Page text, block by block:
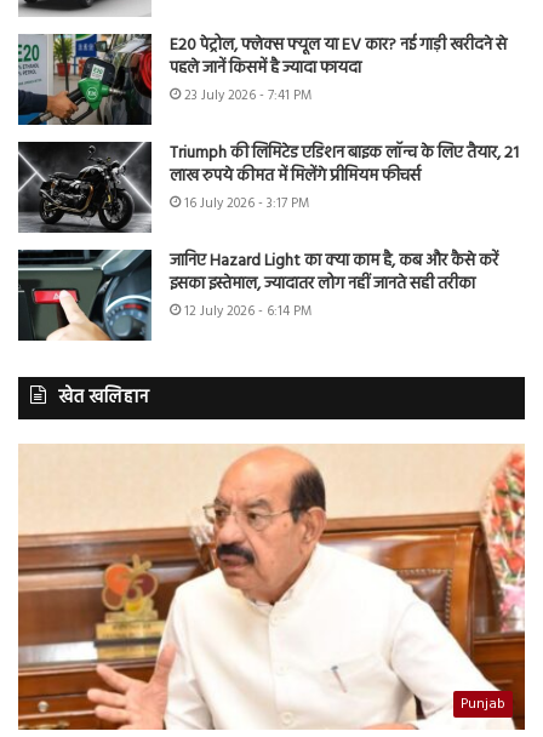
E20 पेट्रोल, फ्लेक्स फ्यूल या EV कार? नई गाड़ी खरीदने से
पहले जानें किसमें है ज्यादा फायदा
23 July 2026 - 7:41 PM
Triumph की लिमिटेड एडिशन बाइक लॉन्च के लिए तैयार, 21
लाख रुपये कीमत में मिलेंगे प्रीमियम फीचर्स
16 July 2026 - 3:17 PM
जानिए Hazard Light का क्या काम है, कब और कैसे करें
इसका इस्तेमाल, ज्यादातर लोग नहीं जानते सही तरीका
12 July 2026 - 6:14 PM
खेत खलिहान
Punjab